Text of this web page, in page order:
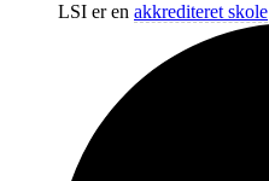
LSI er en akkrediteret skole